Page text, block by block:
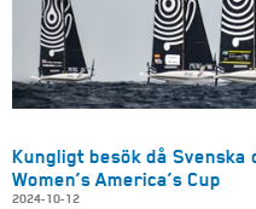
Kungligt besök då
Women’s America’s Cup
2024-10-12